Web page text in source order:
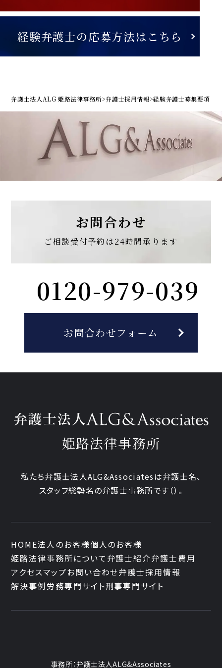
経験弁護士の応募方法はこちら
弁護士法人ALG 姫路法律事務所>弁護士採用情報>経験弁護士募集要項
お問合わせ
ご相談受付予約は24時間承ります
0120-979-039
お問合わせフォーム
姫路法律事務所
私たち弁護士法人ALG&Associatesは弁護士名、
スタッフ総勢名の弁護士事務所です （）。
HOME法人のお客様個人のお客様
姫路法律事務所について 弁護士紹介弁護士費用
アクセスマップお問い合わせ弁護士採用情報
解決事例労務専門サイト刑事専門サイト
事務所：弁護士法人ALG&Associates